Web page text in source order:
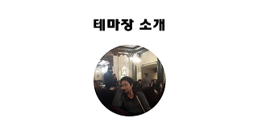
테마장 소개